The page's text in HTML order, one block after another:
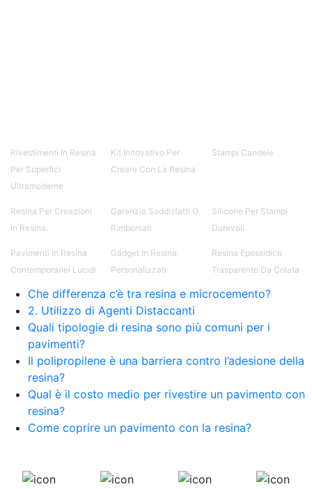
trasparente Pasta bicomponente per metalli
Epossidica bicomponente Bicomponente
epossidico Colle bicomponenti Epossidica
significato Epossidico significato Polietilene telo
Smalto epossidico Colla epossidica legno Colla
bicomponente per plastica Cariche per Epossidici
Cariche Epossidiche Adesivo bicomponente
epossidico Colla bicomponente epossidica
Pavimento epossidico Acquista Glitter Epossidico
Applicazioni di Epossidici Colle epossidiche
Mastice epossidico Adesivo epossidico
bicomponente Malta epossidica Colla
bicomponente Pavimento epossidico pro e
contro Epossidica Colla epossidica plastica See
all articles →
Rivestimenti In Resina
Per Superfici
Ultramoderne
Kit Innovativo Per
Creare Con La Resina
Stampi Candele
Resina Per Creazioni
In Resina.
Garanzia Soddisfatti O
Rimborsati
Silicone Per Stampi
Durevoli
Pavimenti In Resina
Contemporanei Lucidi
Gadget In Resina
Personalizzati
Resina Epossidica
Trasparente Da Colata
Che differenza c’è tra resina e microcemento?
2. Utilizzo di Agenti Distaccanti
Quali tipologie di resina sono più comuni per i
pavimenti?
Il polipropilene è una barriera contro l’adesione della
resina?
Qual è il costo medio per rivestire un pavimento con
resina?
Come coprire un pavimento con la resina?